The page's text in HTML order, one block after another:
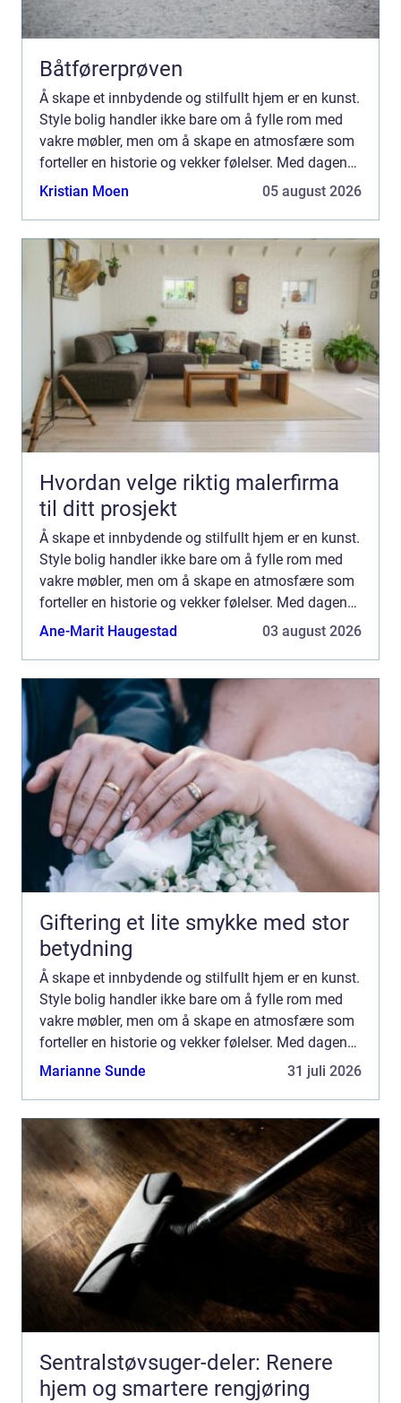
Båtførerprøven
Å skape et innbydende og stilfullt hjem er en kunst.
Style bolig handler ikke bare om å fylle rom med
vakre møbler, men om å skape en atmosfære som
forteller en historie og vekker følelser. Med dagens
fokus p&ari...
Kristian Moen 05 august 2026
Hvordan velge riktig malerfirma
til ditt prosjekt
Å skape et innbydende og stilfullt hjem er en kunst.
Style bolig handler ikke bare om å fylle rom med
vakre møbler, men om å skape en atmosfære som
forteller en historie og vekker følelser. Med dagens
fokus p&ari...
Ane-Marit Haugestad 03 august 2026
Giftering et lite smykke med stor
betydning
Å skape et innbydende og stilfullt hjem er en kunst.
Style bolig handler ikke bare om å fylle rom med
vakre møbler, men om å skape en atmosfære som
forteller en historie og vekker følelser. Med dagens
fokus p&ari...
Marianne Sunde 31 juli 2026
Sentralstøvsuger-deler: Renere
hjem og smartere rengjøring